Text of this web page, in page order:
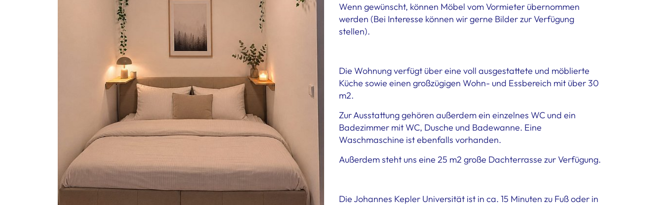
Wenn gewünscht, können Möbel vom Vormieter übernommen
werden (Bei Interesse können wir gerne Bilder zur Verfügung
stellen).
Die Wohnung verfügt über eine voll ausgestattete und möblierte
Küche sowie einen großzügigen Wohn- und Essbereich mit über 30
m2.
Zur Ausstattung gehören außerdem ein einzelnes WC und ein
Badezimmer mit WC, Dusche und Badewanne. Eine
Waschmaschine ist ebenfalls vorhanden.
Außerdem steht uns eine 25 m2 große Dachterrasse zur Verfügung.
Die Johannes Kepler Universität ist in ca. 15 Minuten zu Fuß oder in